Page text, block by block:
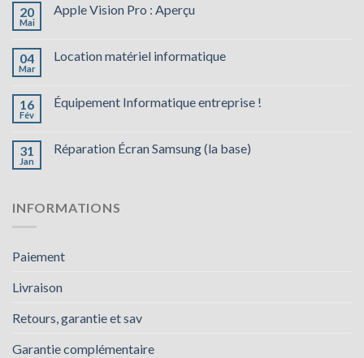
20
Mai
Apple Vision Pro : Aperçu
04
Mar
Location matériel informatique
16
Fév
Équipement Informatique entreprise !
31
Jan
Réparation Écran Samsung (la base)
INFORMATIONS
Paiement
Livraison
Retours, garantie et sav
Garantie complémentaire